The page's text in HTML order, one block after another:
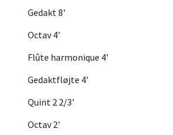
Gedakt 8'
Octav 4'
Flûte harmonique 4'
Gedaktfløjte 4'
Quint 2 2/3'
Octav 2'